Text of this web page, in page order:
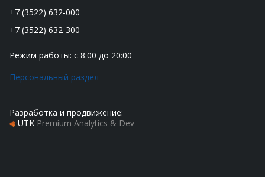
+7 (3522) 632-000
+7 (3522) 632-300
Режим работы: с 8:00 до 20:00
Персональный раздел
Разработка и продвижение:
UTK Premium Analytics & Dev